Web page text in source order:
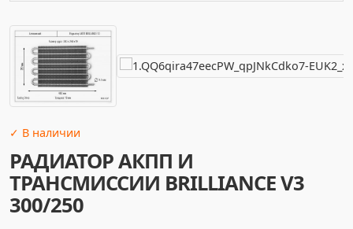
✓ В наличии
РАДИАТОР АКПП И
ТРАНСМИССИИ BRILLIANCE V3
300/250